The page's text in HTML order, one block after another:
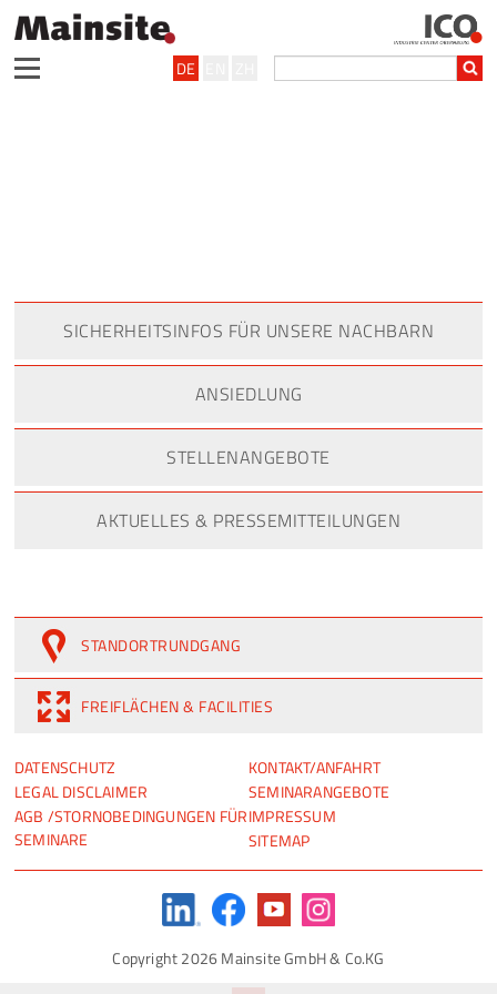
DE
SICHERHEITSINFOS FÜR UNSERE NACHBARN
ANSIEDLUNG
STELLENANGEBOTE
AKTUELLES & PRESSEMITTEILUNGEN
NAVIGATION
ÜBERSPRINGEN
DATENSCHUTZ
LEGAL DISCLAIMER
AGB /STORNOBEDINGUNGEN FÜR
SEMINARE
STANDORTRUNDGANG
FREIFLÄCHEN & FACILITIES
NAVIGATION
ÜBERSPRINGEN
KONTAKT/ANFAHRT
SEMINARANGEBOTE
IMPRESSUM
SITEMAP
Copyright 2026 Mainsite GmbH & Co.KG